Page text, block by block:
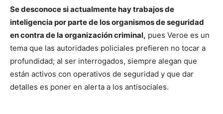
Se desconoce si actualmente hay trabajos de
inteligencia por parte de los organismos de seguridad
en contra de la organización criminal, pues Veroe es un
tema que las autoridades policiales prefieren no tocar a
profundidad; al ser interrogados, siempre alegan que
están activos con operativos de seguridad y que dar
detalles es poner en alerta a los antisociales.